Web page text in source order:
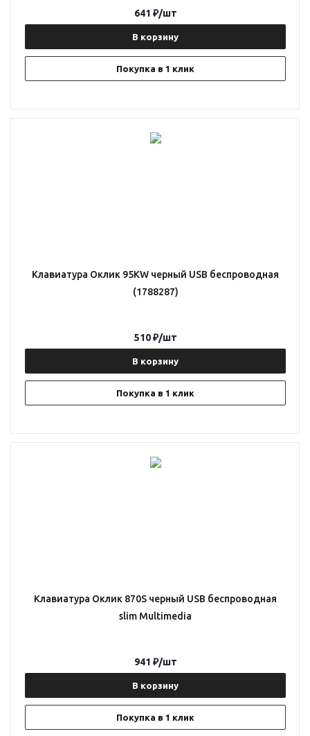
В корзину
Покупка в 1 клик
641 ₽/шт
Клавиатура Оклик 95KW черный USB беспроводная
(1788287)
В корзину
Покупка в 1 клик
510₽/шт
Клавиатура Оклик 870S черный USB беспроводная
slim Multimedia
В корзину
Покупка в 1 клик
941 ₽/шт